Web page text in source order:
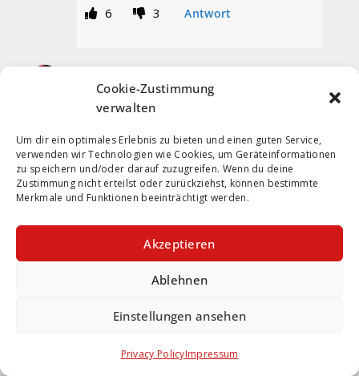
Cookie-Zustimmung
verwalten
Um dir ein optimales Erlebnis zu bieten und einen guten Service,
verwenden wir Technologien wie Cookies, um Geräteinformationen
zu speichern und/oder darauf zuzugreifen. Wenn du deine
Zustimmung nicht erteilst oder zurückziehst, können bestimmte
Merkmale und Funktionen beeinträchtigt werden.
Akzeptieren
Ablehnen
Einstellungen ansehen
Privacy PolicyImpressum
6
3 Antwort
4. Mai 2025 um 14:44
Du hättest ihn wahrscheinlich sicher
gehabt
2
4 Antwort
Holli
4. Mai 2025 um 14:43 Permalink
Darf aber auch nicht da so alleine stehen –